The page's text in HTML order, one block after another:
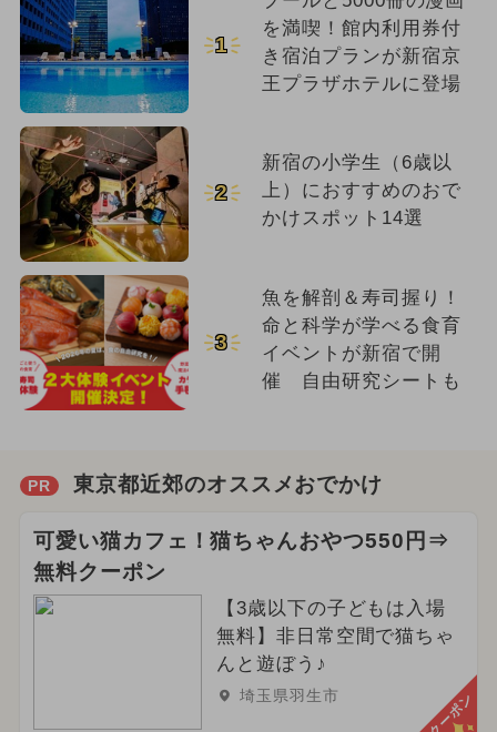
1
を満喫！館内利用券付
き宿泊プランが新宿京
王プラザホテルに登場
2
新宿の小学生（6歳以
上）におすすめのおで
かけスポット14選
3
魚を解剖＆寿司握り！
命と科学が学べる食育
イベントが新宿で開
催 自由研究シートも
PR 東京都近郊のオススメおでかけ
可愛い猫カフェ！猫ちゃんおやつ550円⇒
無料クーポン
【3歳以下の子どもは入場
無料】非日常空間で猫ちゃ
んと遊ぼう♪
埼玉県羽生市 クーポン